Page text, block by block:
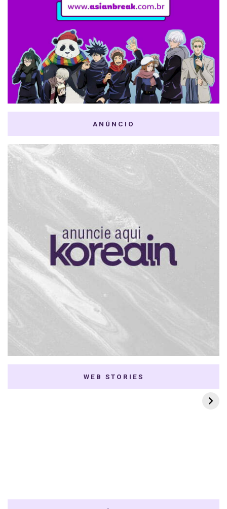
ANÚNCIO
WEB STORIES
7 K-dramas Enemies
to Lovers
Thai Dramas com
First e Khaotung